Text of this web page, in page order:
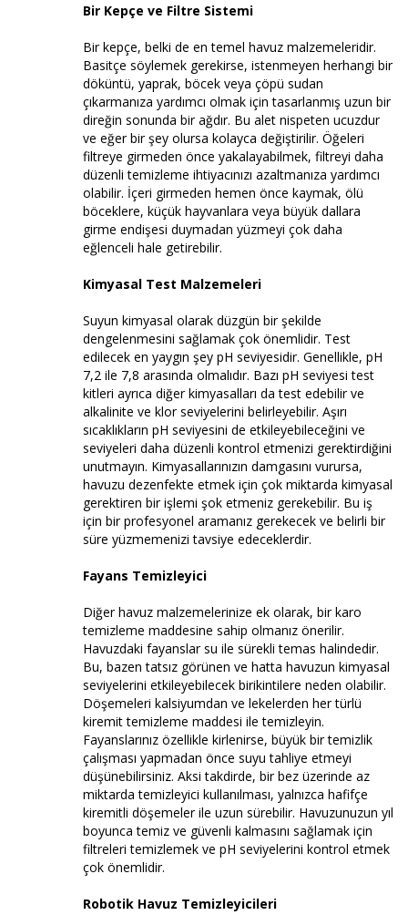
Bir Kepçe ve Filtre Sistemi
Bir kepçe, belki de en temel havuz malzemeleridir.
Basitçe söylemek gerekirse, istenmeyen herhangi bir
döküntü, yaprak, böcek veya çöpü sudan
çıkarmanıza yardımcı olmak için tasarlanmış uzun bir
direğin sonunda bir ağdır. Bu alet nispeten ucuzdur
ve eğer bir şey olursa kolayca değiştirilir. Öğeleri
filtreye girmeden önce yakalayabilmek, filtreyi daha
düzenli temizleme ihtiyacınızı azaltmanıza yardımcı
olabilir. İçeri girmeden hemen önce kaymak, ölü
böceklere, küçük hayvanlara veya büyük dallara
girme endişesi duymadan yüzmeyi çok daha
eğlenceli hale getirebilir.
Kimyasal Test Malzemeleri
Suyun kimyasal olarak düzgün bir şekilde
dengelenmesini sağlamak çok önemlidir. Test
edilecek en yaygın şey pH seviyesidir. Genellikle, pH
7,2 ile 7,8 arasında olmalıdır. Bazı pH seviyesi test
kitleri ayrıca diğer kimyasalları da test edebilir ve
alkalinite ve klor seviyelerini belirleyebilir. Aşırı
sıcaklıkların pH seviyesini de etkileyebileceğini ve
seviyeleri daha düzenli kontrol etmenizi gerektirdiğini
unutmayın. Kimyasallarınızın damgasını vurursa,
havuzu dezenfekte etmek için çok miktarda kimyasal
gerektiren bir işlemi şok etmeniz gerekebilir. Bu iş
için bir profesyonel aramanız gerekecek ve belirli bir
süre yüzmemenizi tavsiye edeceklerdir.
Fayans Temizleyici
Diğer havuz malzemelerinize ek olarak, bir karo
temizleme maddesine sahip olmanız önerilir.
Havuzdaki fayanslar su ile sürekli temas halindedir.
Bu, bazen tatsız görünen ve hatta havuzun kimyasal
seviyelerini etkileyebilecek birikintilere neden olabilir.
Döşemeleri kalsiyumdan ve lekelerden her türlü
kiremit temizleme maddesi ile temizleyin.
Fayanslarınız özellikle kirlenirse, büyük bir temizlik
çalışması yapmadan önce suyu tahliye etmeyi
düşünebilirsiniz. Aksi takdirde, bir bez üzerinde az
miktarda temizleyici kullanılması, yalnızca hafifçe
kiremitli döşemeler ile uzun sürebilir. Havuzunuzun yıl
boyunca temiz ve güvenli kalmasını sağlamak için
filtreleri temizlemek ve pH seviyelerini kontrol etmek
çok önemlidir.
Robotik Havuz Temizleyicileri